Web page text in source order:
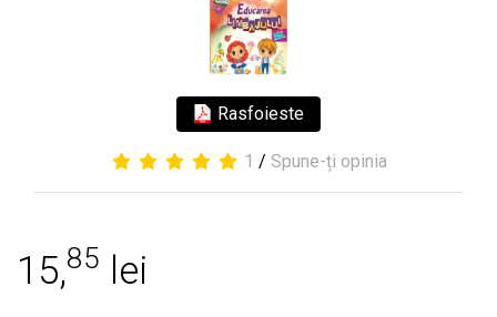
Rasfoieste
1 / Spune-ți opinia
15,85 lei